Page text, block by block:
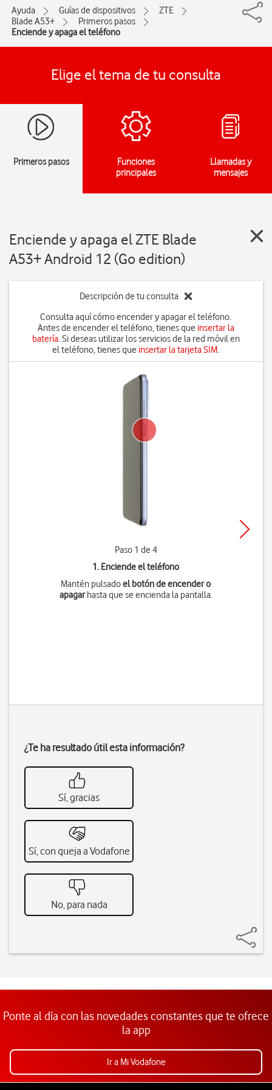
Ayuda Guías de dispositivos
ZTE
Blade A53+
Primeros pasos
Enciende y apaga el teléfono
Elige el tema de tu consulta
Primeros pasos
Funciones
principales
Llamadas y
mensajes
Enciende y apaga el ZTE Blade
A53+ Android 12 (Go edition)
Descripción de tu consulta
Consulta aquí cómo encender y apagar el teléfono.
Antes de encender el teléfono, tienes que insertar la
batería. Si deseas utilizar los servicios de la red móvil en
el teléfono, tienes que insertar la tarjeta SIM.
Paso 1 de 4
1. Enciende el teléfono
Mantén pulsadoel botón de encender o
apagarhasta que se encienda la pantalla.
¿Te ha resultado útil esta información?
Sí, gracias
Sí, con queja a Vodafone
No, para nada
Ponte al día con las novedades constantes que te ofrece
la app
Ir a Mi Vodafone